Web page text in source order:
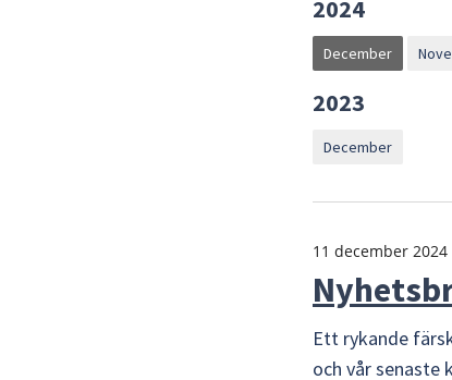
2024
December
2023
December
11 december 2024
Ett rykande
och vår senaste